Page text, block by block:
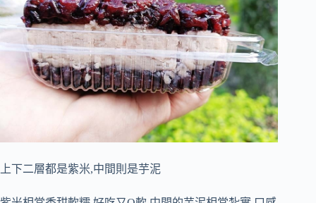
上下二層都是紫米,中間則是芋泥